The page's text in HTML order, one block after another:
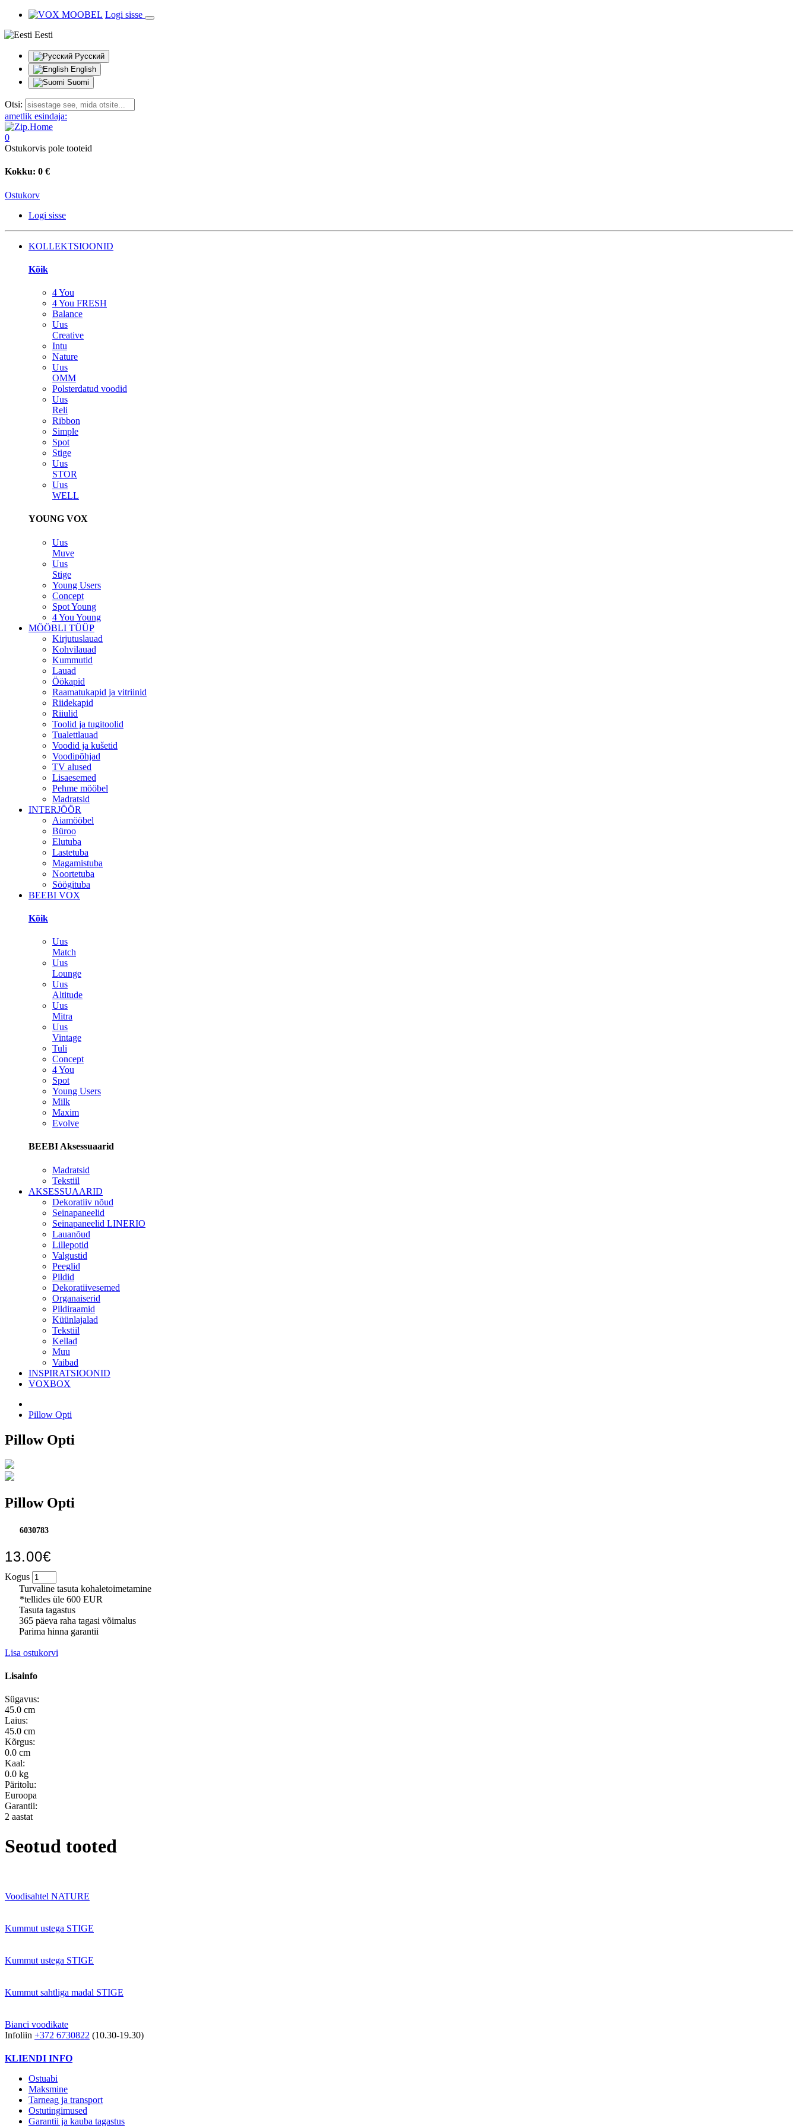
Logi sisse
Eesti
Русский
English
Suomi
Otsi:
ametlik esindaja:
0
Ostukorvis pole tooteid
Kokku: 0 €
Ostukorv
Logi sisse
KOLLEKTSIOONID
Kõik
4 You
4 You FRESH
Balance
Uus
Creative
Intu
Nature
Uus
OMM
Polsterdatud voodid
Uus
Reli
Ribbon
Simple
Spot
Stige
Uus
STOR
Uus
WELL
YOUNG VOX
Uus
Muve
Uus
Stige
Young Users
Concept
Spot Young
4 You Young
MÖÖBLI TÜÜP
Kirjutuslauad
Kohvilauad
Kummutid
Lauad
Öökapid
Raamatukapid ja vitriinid
Riidekapid
Riiulid
Toolid ja tugitoolid
Tualettlauad
Voodid ja kušetid
Voodipõhjad
TV alused
Lisaesemed
Pehme mööbel
Madratsid
INTERJÖÖR
Aiamööbel
Büroo
Elutuba
Lastetuba
Magamistuba
Noortetuba
Söögituba
BEEBI VOX
Kõik
Uus
Match
Uus
Lounge
Uus
Altitude
Uus
Mitra
Uus
Vintage
Tuli
Concept
4 You
Spot
Young Users
Milk
Maxim
Evolve
BEEBI Aksessuaarid
Madratsid
Tekstiil
AKSESSUAARID
Dekoratiiv nõud
Seinapaneelid
Seinapaneelid LINERIO
Lauanõud
Lillepotid
Valgustid
Peeglid
Pildid
Dekoratiivesemed
Organaiserid
Pildiraamid
Küünlajalad
Tekstiil
Kellad
Muu
Vaibad
INSPIRATSIOONID
VOXBOX
Pillow Opti
Pillow Opti
Pillow Opti
6030783
13.00€
Kogus
Turvaline tasuta kohaletoimetamine
*tellides üle 600 EUR
Tasuta tagastus
365 päeva raha tagasi võimalus
Parima hinna garantii
Lisa ostukorvi
Lisainfo
Sügavus:
45.0 cm
Laius:
45.0 cm
Kõrgus:
0.0 cm
Kaal:
0.0 kg
Päritolu:
Euroopa
Garantii:
2 aastat
Seotud tooted
Voodisahtel NATURE
Kummut ustega STIGE
Kummut ustega STIGE
Kummut sahtliga madal STIGE
Bianci voodikate
Infoliin +372 6730822 (10.30-19.30)
KLIENDI INFO
Ostuabi
Maksmine
Tarneag ja transport
Ostutingimused
Garantii ja kauba tagastus